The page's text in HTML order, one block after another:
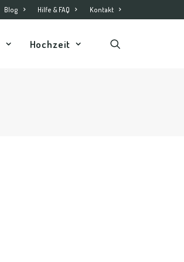
Blog Hilfe & FAQ Kontakt
Hochzeit